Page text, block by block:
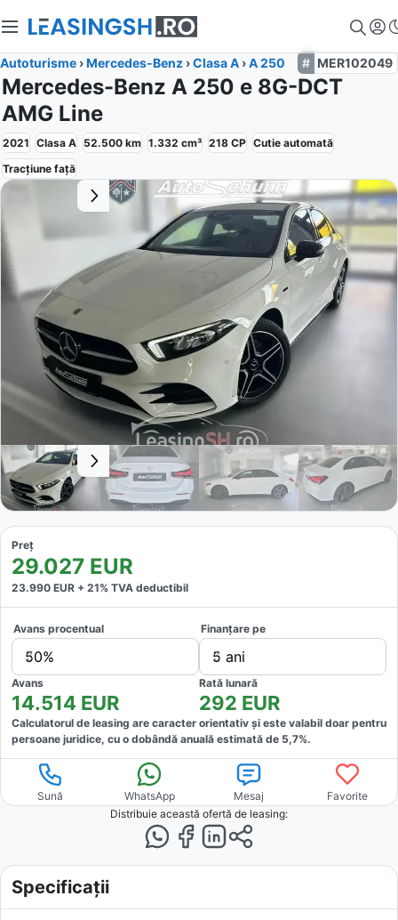
Autoturisme ›Mercedes-Benz ›Clasa A ›A 250 MER102049
Mercedes-Benz A 250 e 8G-DCT
AMG Line
2021 Clasa A 52.500 km 1.332 cm³ 218 CP Cutie automată
Tracțiune față
Preț
29.027 EUR
23.990 EUR + 21% TVA deductibil
Avans procentual
50%
Finanțare pe
5 ani
Avans
14.514 EUR
Rată lunară
292 EUR
Calculatorul de leasing are caracter orientativ și este valabil doar pentru
persoane juridice, cu o dobândă anuală estimată de 5,7%.
Sună WhatsApp Mesaj
Favorite
Distribuie această ofertă de leasing:
Specificații